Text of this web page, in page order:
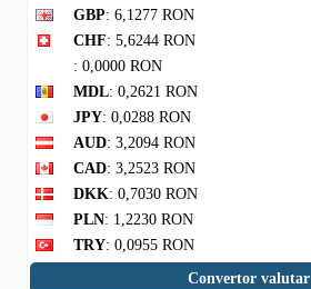
GBP: 6,1277 RON
CHF: 5,6244 RON
: 0,0000 RON
MDL: 0,2621 RON
JPY: 0,0288 RON
AUD: 3,2094 RON
CAD: 3,2523 RON
DKK: 0,7030 RON
PLN: 1,2230 RON
TRY: 0,0955 RON
Convertor valutar